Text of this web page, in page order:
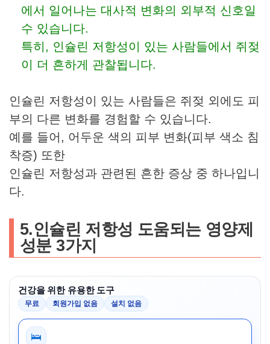
에서 일어나는 대사적 변화의 외부적 신호일
수 있습니다.
특히, 인슐린 저항성이 있는 사람들에서 쥐젖
이 더 흔하게 관찰됩니다.
인슐린 저항성이 있는 사람들은 쥐젖 외에도 피
부의 다른 변화를 경험할 수 있습니다.
예를 들어, 어두운 색의 피부 변화(피부 색소 침
착증) 또한
인슐린 저항성과 관련된 흔한 증상 중 하나입니
다.
5.인슐린 저항성 도움되는 영양제
성분 3가지
건강을 위한 유용한 도구
무료 회원가입 없음 설치 없음
🛌